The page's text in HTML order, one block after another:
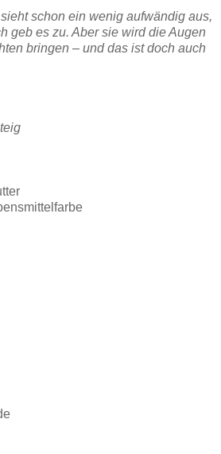
schon ein wenig aufwändig aus,
geb es zu. Aber sie wird die Augen
bringen – und das ist doch auch